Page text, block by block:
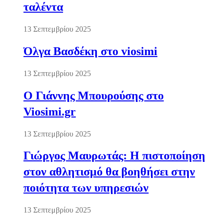
ταλέντα
13 Σεπτεμβρίου 2025
Όλγα Βασδέκη στο viosimi
13 Σεπτεμβρίου 2025
Ο Γιάννης Μπουρούσης στο
Viosimi.gr
13 Σεπτεμβρίου 2025
Γιώργος Μαυρωτάς: Η πιστοποίηση
στον αθλητισμό θα βοηθήσει στην
ποιότητα των υπηρεσιών
13 Σεπτεμβρίου 2025